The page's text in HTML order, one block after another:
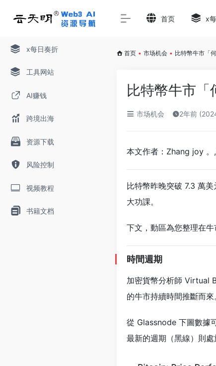
x每日奏折
工具网站
AI赚钱
跨境出海
资源下载
风险控制
视频教程
书籍文档
首页 x
首页 • 市场机会 • 比特幣牛市「
比特幣牛市
市场机会 2年前
本文作者：Zhang joy
比特幣昨晚突破 7.3 萬
大功課。
下文，動區為您整理在
時間週期
加密貨幣分析師 Virtual
的牛市持續時間推斷而來
從 Glassnode 下圖數據
最新的週期（黑線）則